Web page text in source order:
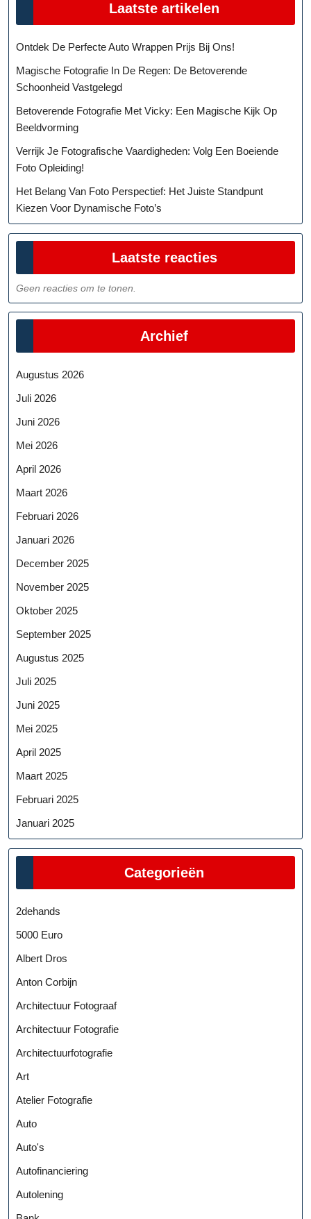
Laatste artikelen
Ontdek De Perfecte Auto Wrappen Prijs Bij Ons!
Magische Fotografie In De Regen: De Betoverende
Schoonheid Vastgelegd
Betoverende Fotografie Met Vicky: Een Magische Kijk Op
Beeldvorming
Verrijk Je Fotografische Vaardigheden: Volg Een Boeiende
Foto Opleiding!
Het Belang Van Foto Perspectief: Het Juiste Standpunt
Kiezen Voor Dynamische Foto’s
Laatste reacties
Geen reacties om te tonen.
Archief
Augustus 2026
Juli 2026
Juni 2026
Mei 2026
April 2026
Maart 2026
Februari 2026
Januari 2026
December 2025
November 2025
Oktober 2025
September 2025
Augustus 2025
Juli 2025
Juni 2025
Mei 2025
April 2025
Maart 2025
Februari 2025
Januari 2025
Categorieën
2dehands
5000 Euro
Albert Dros
Anton Corbijn
Architectuur Fotograaf
Architectuur Fotografie
Architectuurfotografie
Art
Atelier Fotografie
Auto
Auto's
Autofinanciering
Autolening